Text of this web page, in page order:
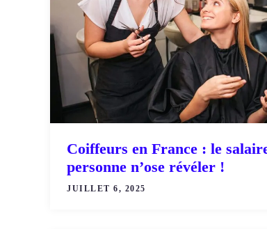
Coiffeurs en France : le
personne n’ose révéler !
JUILLET 6, 2025